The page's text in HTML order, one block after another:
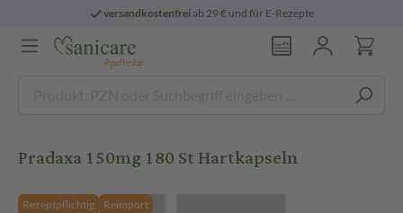
versandkostenfreiab 29 € und für E-Rezepte
Pradaxa 150mg 180 St Hartkapseln
Rezeptpflichtig Reimport